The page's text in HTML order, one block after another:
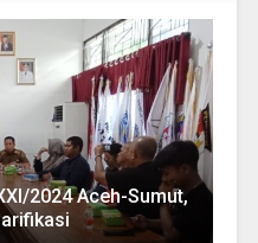
2024 Aceh-Sumut,